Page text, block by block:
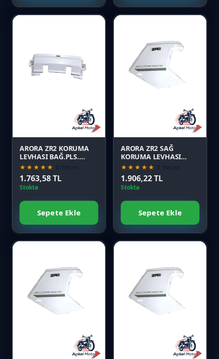
Favori
ARORA ZR2 KORUMA
LEVHASI BAĞ.PLS.
BEYAZ
★★★★★
1.763,58 TL
Stokta
Sepete Ekle
Favori
ARORA ZR2 SAĞ
KORUMA LEVHASI
SİYAH
★★★★★
1.906,22 TL
Stokta
Sepete Ekle
Favori Favori